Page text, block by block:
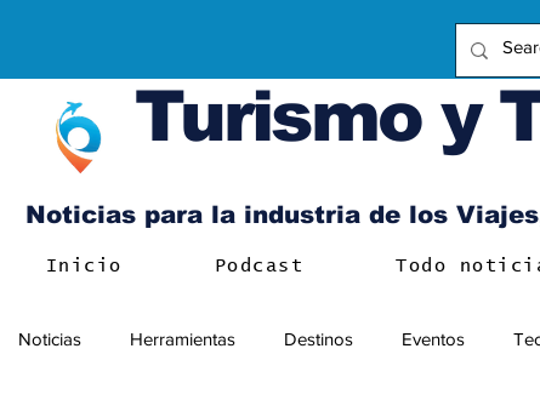
Turismo y
Noticias para la industria de los
Inicio Podcast Todo
Noticias Herramientas Destinos Eventos